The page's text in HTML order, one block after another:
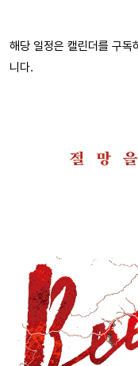
해당 일정은 캘린더를 구독
니다.